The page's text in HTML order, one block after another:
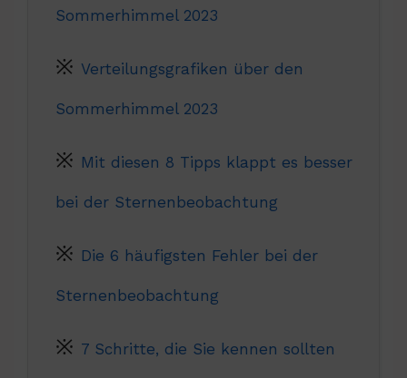
Sommerhimmel 2023
Verteilungsgrafiken über den
Sommerhimmel 2023
Mit diesen 8 Tipps klappt es besser
bei der Sternenbeobachtung
Die 6 häufigsten Fehler bei der
Sternenbeobachtung
7 Schritte, die Sie kennen sollten